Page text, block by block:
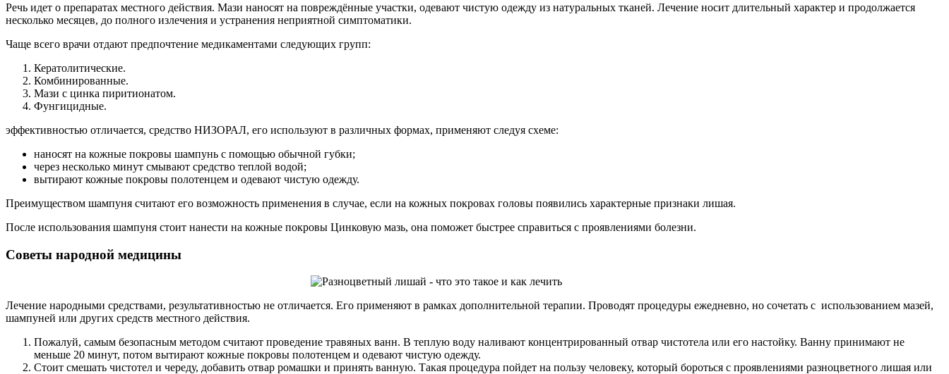
Речь идет о препаратах местного действия. Мази наносят на повреждённые участки, одевают чистую одежду из натуральных тканей. Лечение носит длительный характер и продолжается
несколько месяцев, до полного излечения и устранения неприятной симптоматики.
Чаще всего врачи отдают предпочтение медикаментами следующих групп:
Кератолитические.
Комбинированные.
Мази с цинка пиритионатом.
Фунгицидные.
эффективностью отличается, средство НИЗОРАЛ, его используют в различных формах, применяют следуя схеме:
наносят на кожные покровы шампунь с помощью обычной губки;
через несколько минут смывают средство теплой водой;
вытирают кожные покровы полотенцем и одевают чистую одежду.
Преимуществом шампуня считают его возможность применения в случае, если на кожных покровах головы появились характерные признаки лишая.
После использования шампуня стоит нанести на кожные покровы Цинковую мазь, она поможет быстрее справиться с проявлениями болезни.
Советы народной медицины
Лечение народными средствами, результативностью не отличается. Его применяют в рамках дополнительной терапии. Проводят процедуры ежедневно, но сочетать с использованием мазей,
шампуней или других средств местного действия.
Пожалуй, самым безопасным методом считают проведение травяных ванн. В теплую воду наливают концентрированный отвар чистотела или его настойку. Ванну принимают не
меньше 20 минут, потом вытирают кожные покровы полотенцем и одевают чистую одежду.
Стоит смешать чистотел и череду, добавить отвар ромашки и принять ванную. Такая процедура пойдет на пользу человеку, который бороться с проявлениями разноцветного лишая или